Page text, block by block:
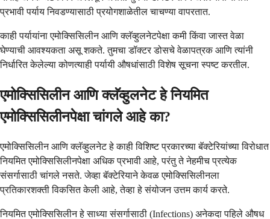
प्रभावी पर्याय निवडण्यासाठी प्रयोगशाळेतील चाचण्या वापरतात.
काही पर्यायांना एमोक्सिसिलीन आणि क्लॅव्हुलनेटपेक्षा कमी किंवा जास्त वेळा
घेण्याची आवश्यकता असू शकते. तुमचा डॉक्टर डोसचे वेळापत्रक आणि त्यांनी
निर्धारित केलेल्या कोणत्याही पर्यायी औषधांसाठी विशेष सूचना स्पष्ट करतील.
एमोक्सिसिलीन आणि क्लॅव्हुलनेट हे नियमित
एमोक्सिसिलीनपेक्षा चांगले आहे का?
एमोक्सिसिलीन आणि क्लॅव्हुलनेट हे काही विशिष्ट प्रकारच्या बॅक्टेरियांच्या विरोधात
नियमित एमोक्सिसिलीनपेक्षा अधिक प्रभावी आहे, परंतु ते नेहमीच प्रत्येक
संसर्गासाठी चांगले नसते. जेव्हा बॅक्टेरियाने केवळ एमोक्सिसिलीनला
प्रतिकारशक्ती विकसित केली आहे, तेव्हा हे संयोजन उत्तम कार्य करते.
नियमित एमोक्सिसिलीन हे साध्या संसर्गासाठी (Infections) अनेकदा पहिले औषध